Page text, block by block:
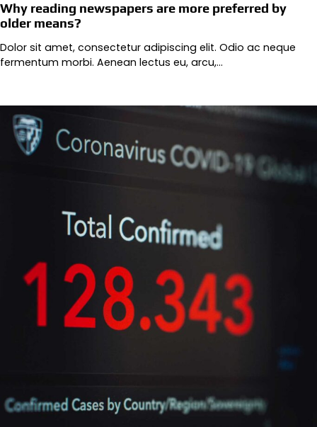
Why reading newspapers are more preferred by
older means?
Dolor sit amet, consectetur adipiscing elit. Odio ac neque
fermentum morbi. Aenean lectus eu, arcu,…